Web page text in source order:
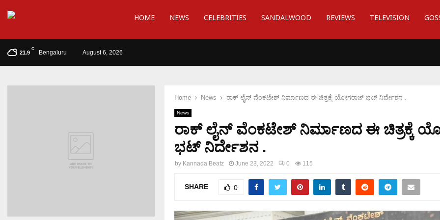
HOME NEWS CELEBRITIES SANDALWOOD REVIEWS TELEVISION
21.9
C
Bengaluru August 6, 2026
Home News ರಾಕ್ ಲೈನ್ ವೆಂಕಟೇಶ್ ನಿರ್ಮಾಣದ ಈ ಚಿತ್ರಕ್ಕೆ ಯೋಗರಾಜ್ ಭಟ್ ನಿರ್ದೇಶನ .
News
ರಾಕ್ ಲೈನ್ ವೆಂಕಟೇಶ್ ನಿರ್ಮಾಣದ ಈ ಚಿತ್ರಕ್ಕೆ
ಭಟ್ ನಿರ್ದೇಶನ .
by Kannada Beatz June 23, 2022 0 115
SHARE 0